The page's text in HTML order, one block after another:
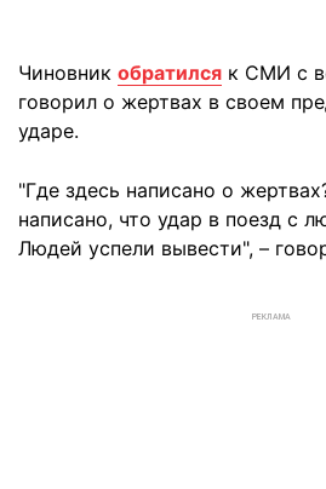
Чиновник обратился к СМИ с
говорил о жертвах в своем
ударе.
"Где здесь написано о
написано, что удар в поезд с
Людей успели вывести", –
РЕКЛАМА